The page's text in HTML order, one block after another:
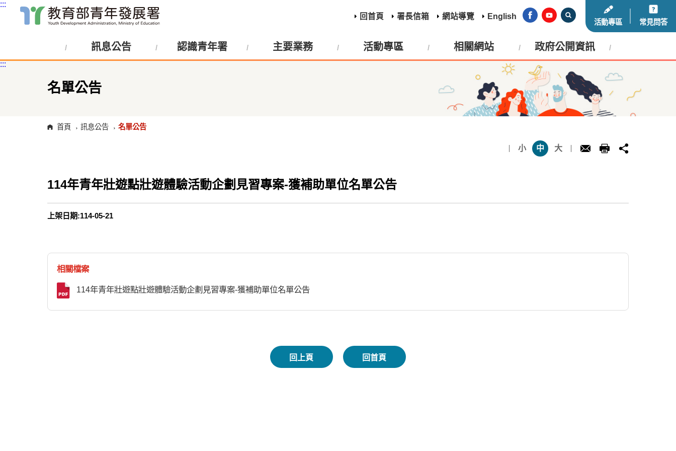
容
:::
回首頁
署長信箱 網站導覽 English
活動專區 常見問答
訊息公告 認識青年署 主要業務 活動專區 相關網站 政府公開資訊
:::
名單公告
首頁 訊息公告 名單公告
小 中 大
114年青年壯遊點壯遊體驗活動企劃見習專案-獲補助單位名單公告
上架日期:114-05-21
相關檔案
114年青年壯遊點壯遊體驗活動企劃見習專案-獲補助單位名單公告
回上頁 回首頁